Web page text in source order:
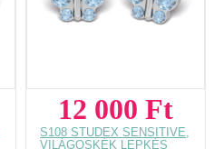
12 000 Ft
S108 STUDEX SENSITIVE,
VILÁGOSKÉK LEPKÉS